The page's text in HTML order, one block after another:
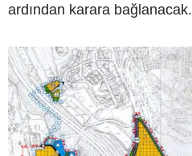
ardından karara bağlanacak.